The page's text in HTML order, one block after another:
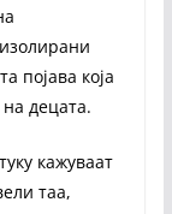
појава која
на децата.
кажуваат
таа,